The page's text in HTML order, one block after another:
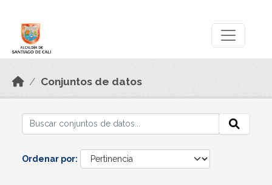
Conjuntos de datos
Ordenar por